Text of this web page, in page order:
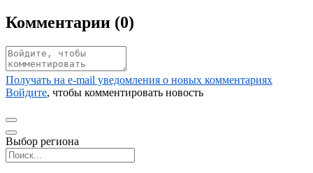
Комментарии (0)
Получать на e‑mail уведомления о новых комментариях
Войдите, чтобы комментировать новость
Выбор региона